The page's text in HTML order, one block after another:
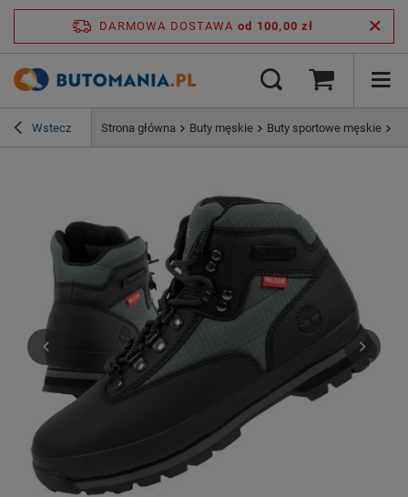
DARMOWA DOSTAWA od 100,00 zł
Wstecz Strona główna Buty męskie Buty sportowe męskie